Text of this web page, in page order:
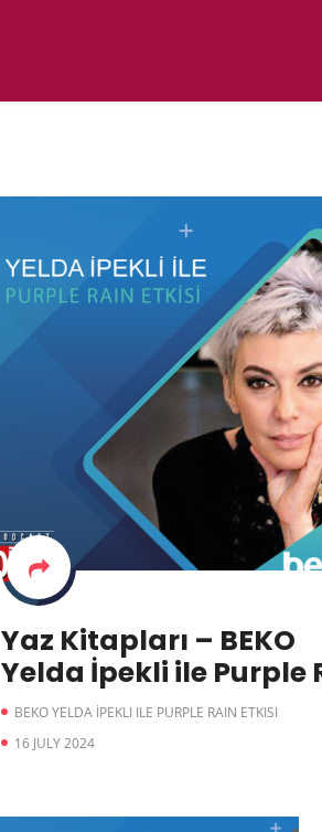
Yaz Kitapları – BEKO
Yelda İpekli ile Purple
Etkisi
BEKO YELDA İPEKLI ILE PURPLE RAIN ETKISI
16 JULY 2024